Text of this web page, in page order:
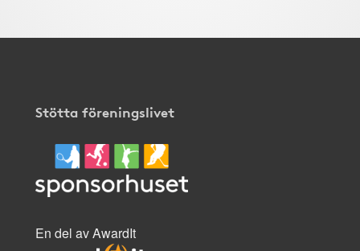
Stötta föreningslivet
En del av AwardIt